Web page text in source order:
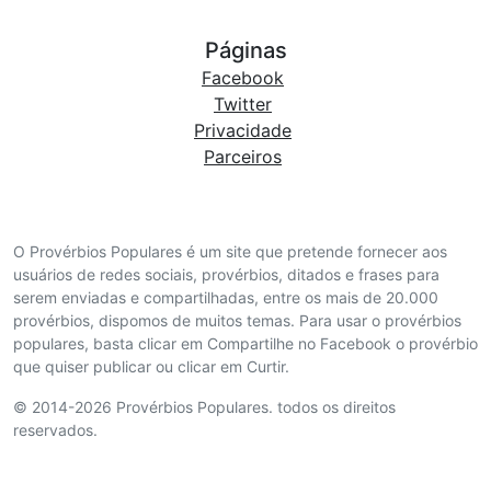
O Provérbios Populares é um site que pretende fornecer aos
usuários de redes sociais, provérbios, ditados e frases para
serem enviadas e compartilhadas, entre os mais de 20.000
provérbios, dispomos de muitos temas. Para usar o provérbios
populares, basta clicar em Compartilhe no Facebook o provérbio
que quiser publicar ou clicar em Curtir.
© 2014-2026 Provérbios Populares. todos os direitos
reservados.
Páginas
Facebook
Twitter
Privacidade
Parceiros